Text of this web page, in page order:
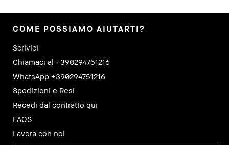
COME POSSIAMO AIUTARTI?
Scrivici
Chiamaci al +390294751216
WhatsApp +390294751216
Spedizioni e Resi
Recedi dal contratto qui
FAQS
Lavora con noi